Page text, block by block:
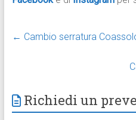
← Cambio serratura
Richiedi un